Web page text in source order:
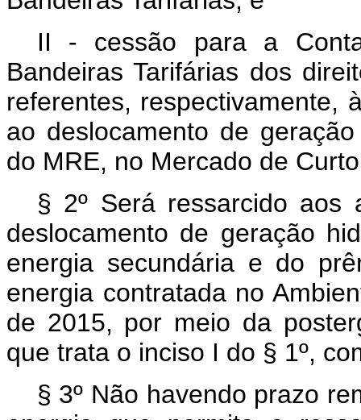
II - cessão para a
Bandeiras Tarifárias dos
referentes, respectivamente,
ao deslocamento de
do MRE, no Mercado de
§ 2º Será ressarcido aos
deslocamento de geração
energia secundária e do
energia contratada no
de 2015, por meio da
que trata o inciso I do § 1º,
§ 3º Não havendo prazo